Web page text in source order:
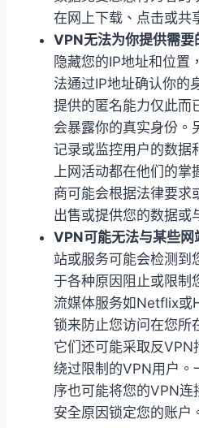
在网上下载、点击或共
VPN无法为你提供需要
隐藏您的IP地址和位置
法通过IP地址确认你的
提供的匿名能力仅此而
会暴露你的真实身份。
记录或监控用户的数据
上网活动都在他们的掌
商可能会根据法律要求
出售或提供您的数据或
VPN可能无法与某些网
站或服务可能会检测到
于各种原因阻止或限制
流媒体服务如Netflix或
锁来防止您访问在您所
它们还可能采取反VPN
绕过限制的VPN用户。
序也可能将您的VPN连
安全原因锁定您的账户